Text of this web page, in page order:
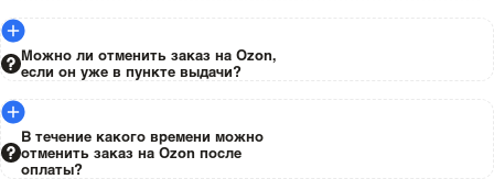
Можно ли отменить заказ на Ozon,
если он уже в пункте выдачи?
В течение какого времени можно
отменить заказ на Ozon после
оплаты?